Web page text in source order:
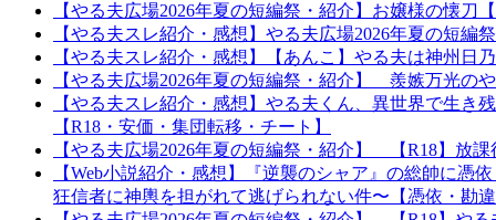
【やる夫広場2026年夏の短編祭・紹介】お嬢様の懐
【やる夫スレ紹介・感想】やる夫広場2026年夏の短
【やる夫スレ紹介・感想】【あんこ】やる夫は神州
【やる夫広場2026年夏の短編祭・紹介】 羨嫉万光の
【やる夫スレ紹介・感想】やる夫くん、異世界で生
【R18・安価・集団転移・チート】
【やる夫広場2026年夏の短編祭・紹介】 【R18】放
【Web小説紹介・感想】『逆襲のシャア』の総帥に
狂信者に神輿を担がれて逃げられない件〜【憑依・勘